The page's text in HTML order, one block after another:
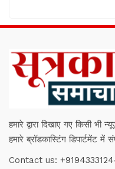
हमारे द्वारा दिखाए गए किसी
हमारे ब्रॉडकास्टिंग डिपार्टमेंट में
Contact us: